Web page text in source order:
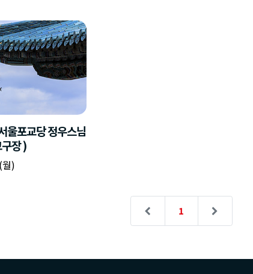
울포교당 정우스님
장 )
)
1